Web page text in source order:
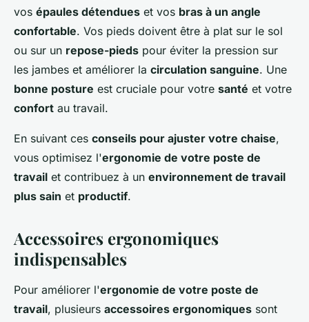
vos épaules détendues et vos bras à un angle
confortable. Vos pieds doivent être à plat sur le sol
ou sur un repose-pieds pour éviter la pression sur
les jambes et améliorer la circulation sanguine. Une
bonne posture est cruciale pour votre santé et votre
confort au travail.
En suivant ces conseils pour ajuster votre chaise,
vous optimisez l'ergonomie de votre poste de
travail et contribuez à un environnement de travail
plus sain et productif.
Accessoires ergonomiques
indispensables
Pour améliorer l'ergonomie de votre poste de
travail, plusieurs accessoires ergonomiques sont